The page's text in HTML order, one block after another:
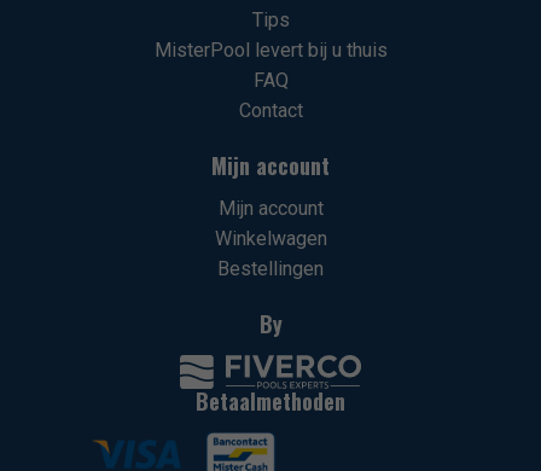
Tips
MisterPool levert bij u thuis
FAQ
Contact
Mijn account
Mijn account
Winkelwagen
Bestellingen
By
Betaalmethoden